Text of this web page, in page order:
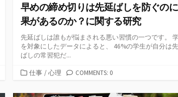
早めの締め切りは先延ばしを防ぐの
果があるのか？に関する研究
先延ばしは誰もが悩まされる悪い習慣の一つです。
を対象にしたデータによると、 46%の学生が自分は
ばしの常習犯だ...
カ
ゴ
仕事 / 心理 COMMENTS: 0